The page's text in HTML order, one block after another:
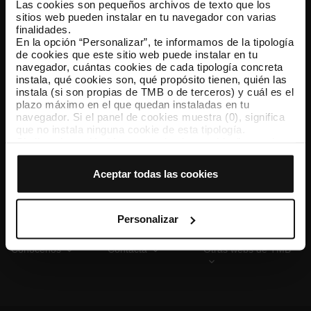
Las cookies son pequeños archivos de texto que los
sitios web pueden instalar en tu navegador con varias
finalidades.
En la opción “Personalizar”, te informamos de la tipología
de cookies que este sitio web puede instalar en tu
navegador, cuántas cookies de cada tipología concreta
instala, qué cookies son, qué propósito tienen, quién las
instala (si son propias de TMB o de terceros) y cuál es el
plazo máximo en el que quedan instaladas en tu
navegador. Si el panel de cookies muestra (0), significa
que no instala ninguna cookie de esta tipología.
que todas estas cookies se instalen en tu navegador.
tipología de cookies permite indicar si quieres que se
instalen o no las cookies de esa clase.
Una vez que hayas marcado tus preferencias, debes
hacer clic en “Seleccionar y configurar”. Así se instalarán
previamente. Te sugerimos que selecciones las cookies
de personalización, porque permiten recordar tus
opciones de navegación (como el idioma) y mejoran tu
Aceptar todas las cookies
Personalizar
TMB App
Descárgate TMB App y compra tus billetes
App Store Google Play
Conócenos Contacta Otras webs de TMB